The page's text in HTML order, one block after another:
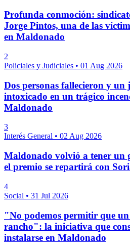
Profunda conmoción:
Jorge Pintos, una de las
en Maldonado
2
Policiales y Judiciales • 01 Aug 2026
Dos personas fallecieron y un
intoxicado en un trágico
Maldonado
3
Interés General • 02 Aug 2026
Maldonado volvió a tener un
el premio se repartirá con
4
Social • 31 Jul 2026
"No podemos permitir que
rancho": la iniciativa que
instalarse en Maldonado